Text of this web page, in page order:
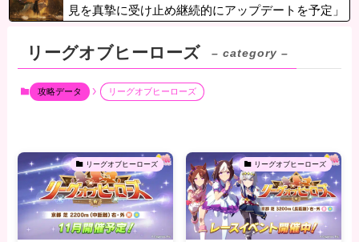
見を真摯に受け止め継続的にアップデートを予定」
リーグオブヒーローズ – category –
攻略データ リーグオブヒーローズ
リーグオブヒーローズ リーグオブヒーローズ